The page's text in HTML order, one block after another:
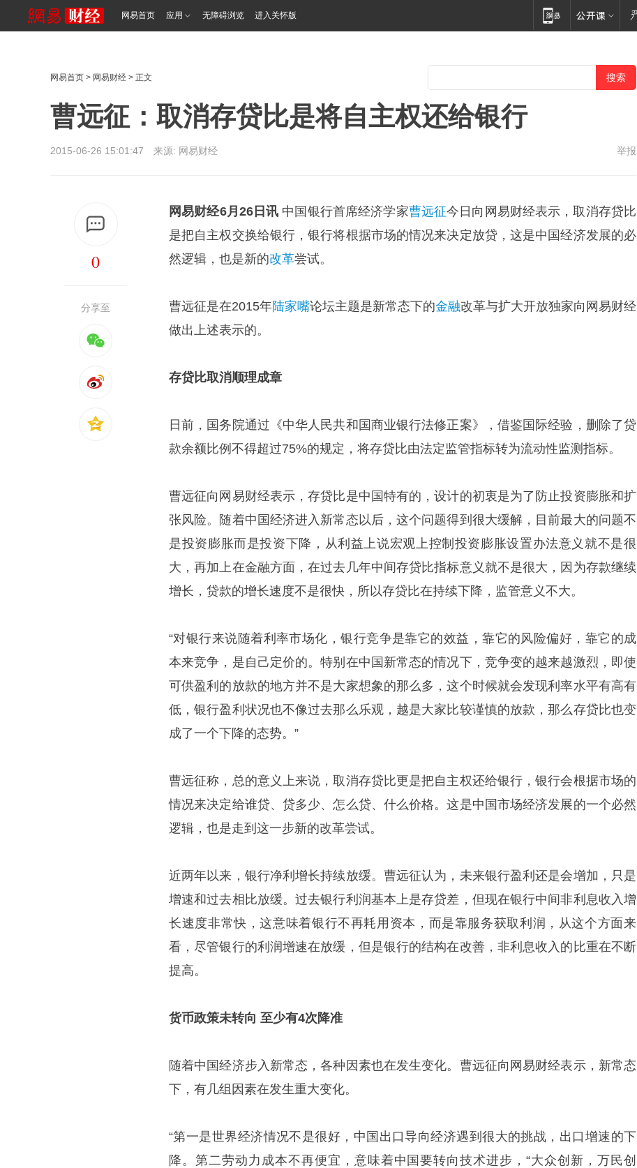
网易首页 应用 无障碍浏览 进入关怀版
网易首页 > 网易财经 > 正文
曹远征：取消存贷比是将自主权还给银行
2015-06-26 15:01:47 来源: 网易财经 举报
0
分享至
网易财经6月26日讯 中国银行首席经济学家曹远征今日向网易财经表示，取消存贷比
是把自主权交换给银行，银行将根据市场的情况来决定放贷，这是中国经济发展的必
然逻辑，也是新的改革尝试。
曹远征是在2015年陆家嘴论坛主题是新常态下的金融改革与扩大开放独家向网易财经
做出上述表示的。
存贷比取消顺理成章
日前，国务院通过《中华人民共和国商业银行法修正案》，借鉴国际经验，删除了贷
款余额比例不得超过75%的规定，将存贷比由法定监管指标转为流动性监测指标。
曹远征向网易财经表示，存贷比是中国特有的，设计的初衷是为了防止投资膨胀和扩
张风险。随着中国经济进入新常态以后，这个问题得到很大缓解，目前最大的问题不
是投资膨胀而是投资下降，从利益上说宏观上控制投资膨胀设置办法意义就不是很
大，再加上在金融方面，在过去几年中间存贷比指标意义就不是很大，因为存款继续
增长，贷款的增长速度不是很快，所以存贷比在持续下降，监管意义不大。
“对银行来说随着利率市场化，银行竞争是靠它的效益，靠它的风险偏好，靠它的成
本来竞争，是自己定价的。特别在中国新常态的情况下，竞争变的越来越激烈，即使
可供盈利的放款的地方并不是大家想象的那么多，这个时候就会发现利率水平有高有
低，银行盈利状况也不像过去那么乐观，越是大家比较谨慎的放款，那么存贷比也变
成了一个下降的态势。”
曹远征称，总的意义上来说，取消存贷比更是把自主权还给银行，银行会根据市场的
情况来决定给谁贷、贷多少、怎么贷、什么价格。这是中国市场经济发展的一个必然
逻辑，也是走到这一步新的改革尝试。
近两年以来，银行净利增长持续放缓。曹远征认为，未来银行盈利还是会增加，只是
增速和过去相比放缓。过去银行利润基本上是存贷差，但现在银行中间非利息收入增
长速度非常快，这意味着银行不再耗用资本，而是靠服务获取利润，从这个方面来
看，尽管银行的利润增速在放缓，但是银行的结构在改善，非利息收入的比重在不断
提高。
货币政策未转向 至少有4次降准
随着中国经济步入新常态，各种因素也在发生变化。曹远征向网易财经表示，新常态
下，有几组因素在发生重大变化。
“第一是世界经济情况不是很好，中国出口导向经济遇到很大的挑战，出口增速的下
降。第二劳动力成本不再便宜，意味着中国要转向技术进步，“大众创新，万民创